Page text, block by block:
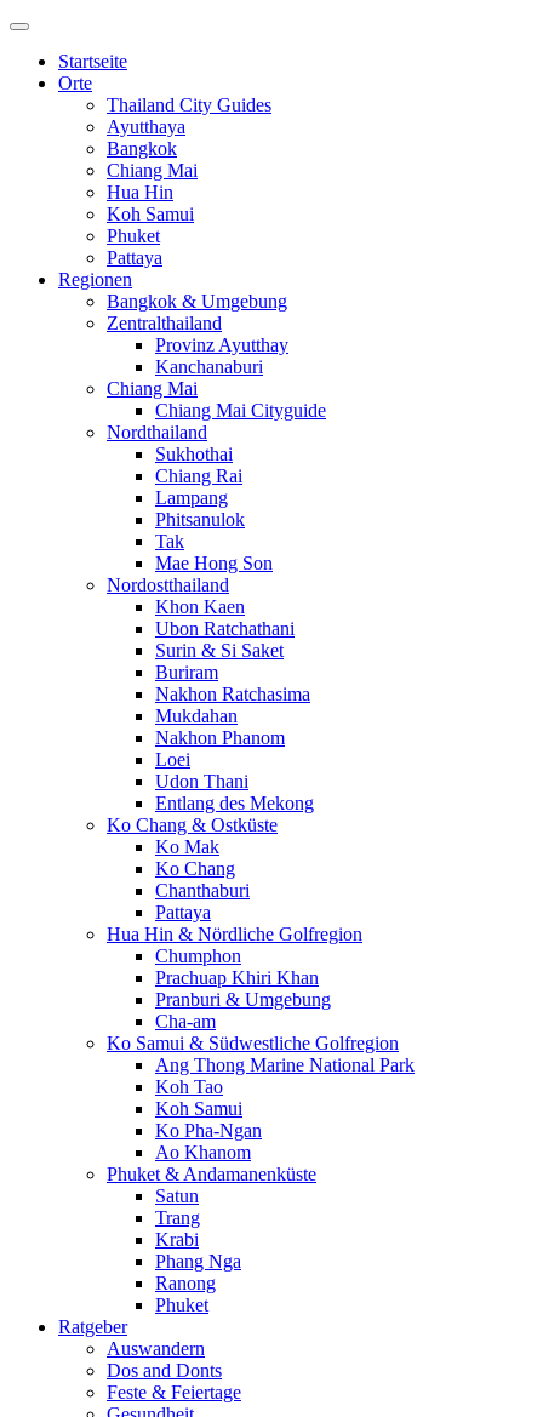
Startseite
Orte
Thailand City Guides
Ayutthaya
Bangkok
Chiang Mai
Hua Hin
Koh Samui
Phuket
Pattaya
Regionen
Bangkok & Umgebung
Zentralthailand
Provinz Ayutthay
Kanchanaburi
Chiang Mai
Chiang Mai Cityguide
Nordthailand
Sukhothai
Chiang Rai
Lampang
Phitsanulok
Tak
Mae Hong Son
Nordostthailand
Khon Kaen
Ubon Ratchathani
Surin & Si Saket
Buriram
Nakhon Ratchasima
Mukdahan
Nakhon Phanom
Loei
Udon Thani
Entlang des Mekong
Ko Chang & Ostküste
Ko Mak
Ko Chang
Chanthaburi
Pattaya
Hua Hin & Nördliche Golfregion
Chumphon
Prachuap Khiri Khan
Pranburi & Umgebung
Cha-am
Ko Samui & Südwestliche Golfregion
Ang Thong Marine National Park
Koh Tao
Koh Samui
Ko Pha-Ngan
Ao Khanom
Phuket & Andamanenküste
Satun
Trang
Krabi
Phang Nga
Ranong
Phuket
Ratgeber
Auswandern
Dos and Donts
Feste & Feiertage